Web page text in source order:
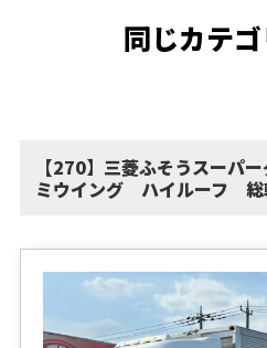
同じカテ
【270】三菱ふそうスー
ミウイング ハイルーフ 総